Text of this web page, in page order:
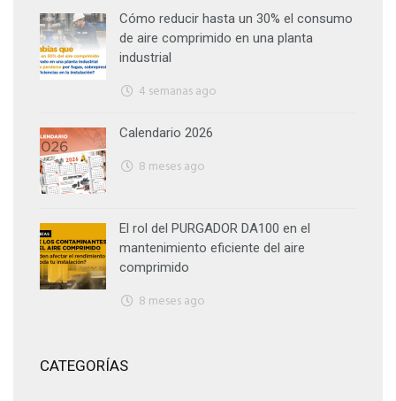
Cómo reducir hasta un 30% el consumo
de aire comprimido en una planta
industrial
4 semanas ago
Calendario 2026
8 meses ago
El rol del PURGADOR DA100 en el
mantenimiento eficiente del aire
comprimido
8 meses ago
CATEGORÍAS